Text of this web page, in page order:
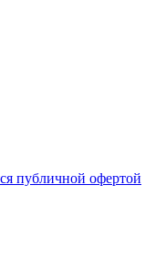
публичной офертой